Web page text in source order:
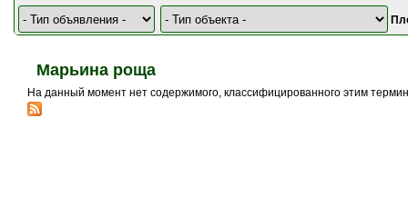
Марьина роща
На данный момент нет содержимого, классифицированного этим